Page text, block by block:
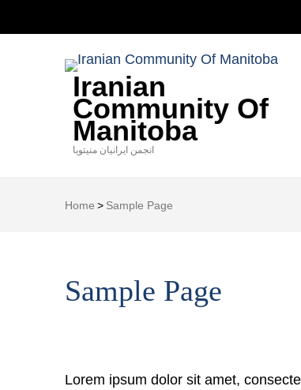
Iranian
Community Of
Manitoba
انجمن ایرانیان منیتوبا
Home > Sample Page
Sample Page
Lorem ipsum dolor sit amet,